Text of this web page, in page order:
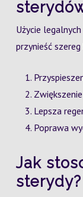
Użycie
przynieść
Lepsza
Poprawa
Jak
sterydy?